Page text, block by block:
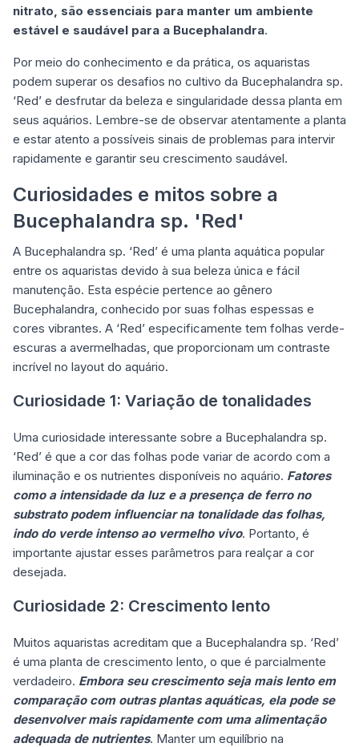
nitrato, são essenciais para manter um ambiente
estável e saudável para a Bucephalandra.
Por meio do conhecimento e da prática, os aquaristas
podem superar os desafios no cultivo da Bucephalandra sp.
‘Red’ e desfrutar da beleza e singularidade dessa planta em
seus aquários. Lembre-se de observar atentamente a planta
e estar atento a possíveis sinais de problemas para intervir
rapidamente e garantir seu crescimento saudável.
Curiosidades e mitos sobre a
Bucephalandra sp. 'Red'
A Bucephalandra sp. ‘Red’ é uma planta aquática popular
entre os aquaristas devido à sua beleza única e fácil
manutenção. Esta espécie pertence ao gênero
Bucephalandra, conhecido por suas folhas espessas e
cores vibrantes. A ‘Red’ especificamente tem folhas verde-
escuras a avermelhadas, que proporcionam um contraste
incrível no layout do aquário.
Curiosidade 1: Variação de tonalidades
Uma curiosidade interessante sobre a Bucephalandra sp.
‘Red’ é que a cor das folhas pode variar de acordo com a
iluminação e os nutrientes disponíveis no aquário. Fatores
como a intensidade da luz e a presença de ferro no
substrato podem influenciar na tonalidade das folhas,
indo do verde intenso ao vermelho vivo. Portanto, é
importante ajustar esses parâmetros para realçar a cor
desejada.
Curiosidade 2: Crescimento lento
Muitos aquaristas acreditam que a Bucephalandra sp. ‘Red’
é uma planta de crescimento lento, o que é parcialmente
verdadeiro. Embora seu crescimento seja mais lento em
comparação com outras plantas aquáticas, ela pode se
desenvolver mais rapidamente com uma alimentação
adequada de nutrientes. Manter um equilíbrio na